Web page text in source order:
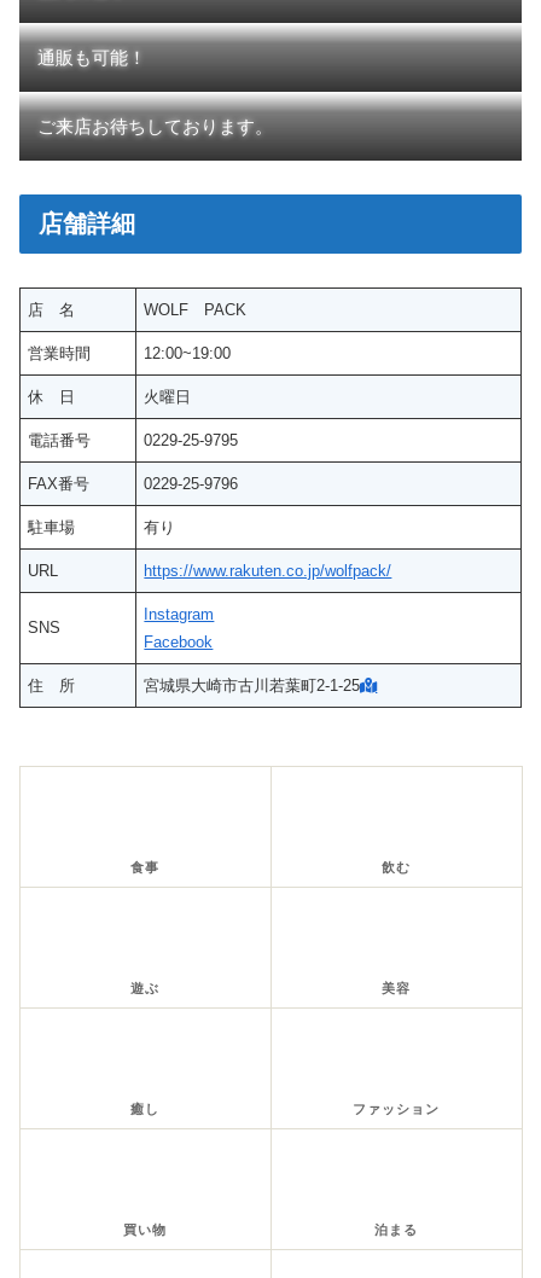
通販も可能！
ご来店お待ちしております。
店舗詳細
店 名 WOLF PACK
営業時間 12:00~19:00
休 日 火曜日
電話番号 0229-25-9795
FAX番号 0229-25-9796
駐車場 有り
URL https://www.rakuten.co.jp/wolfpack/
SNS
Instagram
Facebook
住 所 宮城県大崎市古川若葉町2-1-25
食事 飲む
遊ぶ 美容
癒し ファッション
買い物 泊まる